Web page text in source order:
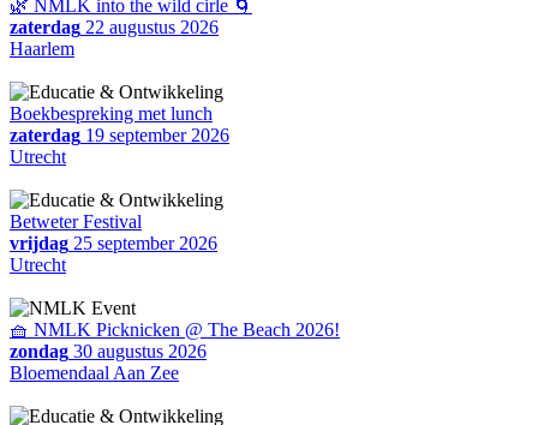
🌿 NMLK into the wild cirle 🌀
zaterdag 22 augustus 2026
Haarlem
Boekbespreking met lunch
zaterdag 19 september 2026
Utrecht
Betweter Festival
vrijdag 25 september 2026
Utrecht
🧺 NMLK Picknicken @ The Beach 2026!
zondag 30 augustus 2026
Bloemendaal Aan Zee